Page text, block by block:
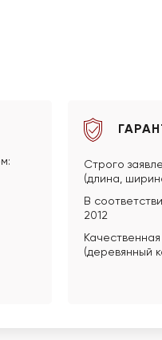
Строго
(длина,
В
2012
Качественная
(деревянный